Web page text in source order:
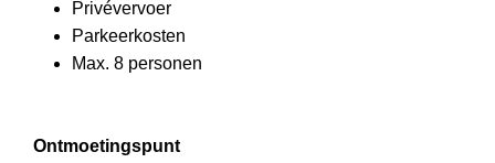
Privévervoer
Parkeerkosten
Max. 8 personen
Ontmoetingspunt